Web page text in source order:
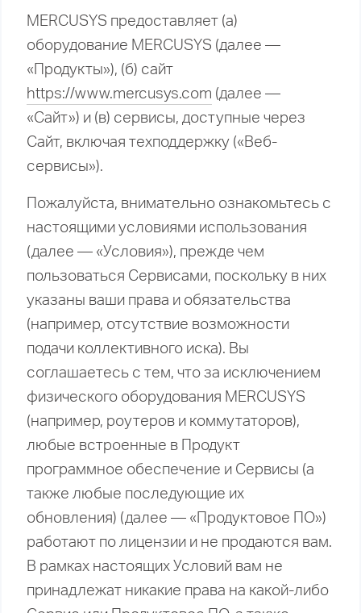
MERCUSYS предоставляет (а)
оборудование MERCUSYS (далее —
«Продукты»), (б) сайт
https://www.mercusys.com (далее —
«Сайт») и (в) сервисы, доступные через
Сайт, включая техподдержку («Веб-
сервисы»).
Пожалуйста, внимательно ознакомьтесь с
настоящими условиями использования
(далее — «Условия»), прежде чем
пользоваться Сервисами, поскольку в них
указаны ваши права и обязательства
(например, отсутствие возможности
подачи коллективного иска). Вы
соглашаетесь с тем, что за исключением
физического оборудования MERCUSYS
(например, роутеров и коммутаторов),
любые встроенные в Продукт
программное обеспечение и Сервисы (а
также любые последующие их
обновления) (далее — «Продуктовое ПО»)
работают по лицензии и не продаются вам.
В рамках настоящих Условий вам не
принадлежат никакие права на какой-либо